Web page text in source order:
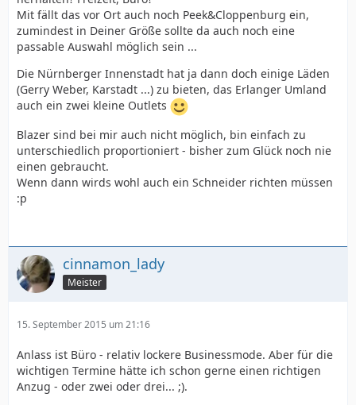
Mit fällt das vor Ort auch noch Peek&Cloppenburg ein,
zumindest in Deiner Größe sollte da auch noch eine
passable Auswahl möglich sein ...
Die Nürnberger Innenstadt hat ja dann doch einige Läden
(Gerry Weber, Karstadt ...) zu bieten, das Erlanger Umland
auch ein zwei kleine Outlets
Blazer sind bei mir auch nicht möglich, bin einfach zu
unterschiedlich proportioniert - bisher zum Glück noch nie
einen gebraucht.
Wenn dann wirds wohl auch ein Schneider richten müssen
:p
cinnamon_lady
Meister
15. September 2015 um 21:16
Anlass ist Büro - relativ lockere Businessmode. Aber für die
wichtigen Termine hätte ich schon gerne einen richtigen
Anzug - oder zwei oder drei... ;).